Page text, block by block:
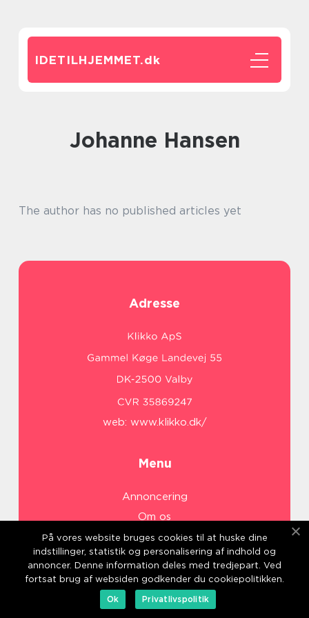
IDETILHJEMMET.dk
Johanne Hansen
The author has no published articles yet
Adresse
web: www.klikko.dk/
Menu
Annoncering
Om os
Cookies
Kontakt os
Sitemap
På vores website bruges cookies til at huske dine
indstillinger, statistik og personalisering af indhold og
annoncer. Denne information deles med tredjepart. Ved
fortsat brug af websiden godkender du cookiepolitikken.
Ok
Privatlivspolitik